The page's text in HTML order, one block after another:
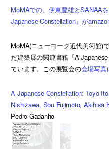
MoMAでの、伊東豊雄とSANAA
Japanese Constellation』が
MoMA(ニューヨーク近代美術館)
た建築展の関連書籍『A
ています。この展覧会の会場写真
A Japanese Constellation: Toyo
Nishizawa, Sou Fujimoto, Akihisa
Pedro Gadanho